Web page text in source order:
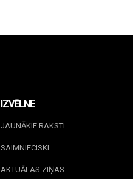
IZVĒLNE
JAUNĀKIE RAKSTI
SAIMNIECISKI
AKTUĀLAS ZIŅAS